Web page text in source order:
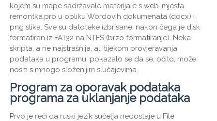
kojem su mape sadržavale materijale s web-mjesta
remontka.pro u obliku Wordovih dokumenata (docx) i
png slika. Sve su datoteke izbrisane, nakon čega je disk
formatiran iz FAT32 na NTFS (brzo formatiranje). Neka
skripta, a ne najstrašnija, ali tijekom provjeravanja
podataka u programu, pokazalo se da se, očito, može
nositi s mnogo složenijim slučajevima.
Program za oporavak podataka
programa za uklanjanje podataka
Prvo je reći da ruski jezik sučelja nedostaje u File